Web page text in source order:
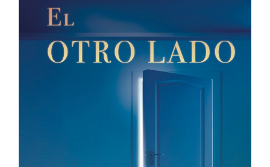
LO QUE LA NIEBLA ESCONDE
UN PEQUEÑO PASITO MÁS
PRÓXIMA FIRMA DE EJEMPLARES